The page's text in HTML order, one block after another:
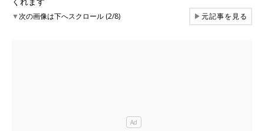
▼次の画像は下へスクロール (2/8) ▶元記事を見る